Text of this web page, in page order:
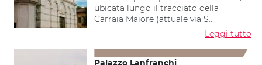
ubicata lungo il tracciato della
Carraia Maiore (attuale via S....
Leggi tutto
Palazzo Lanfranchi